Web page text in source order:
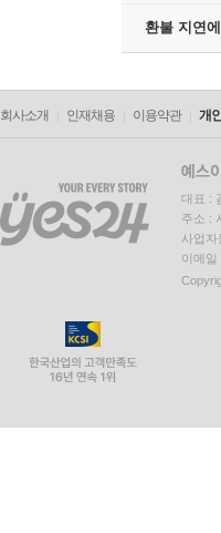
환불 지연
회사소개 인재채용 이용약관 개
대표 :
주소 :
사업
이메